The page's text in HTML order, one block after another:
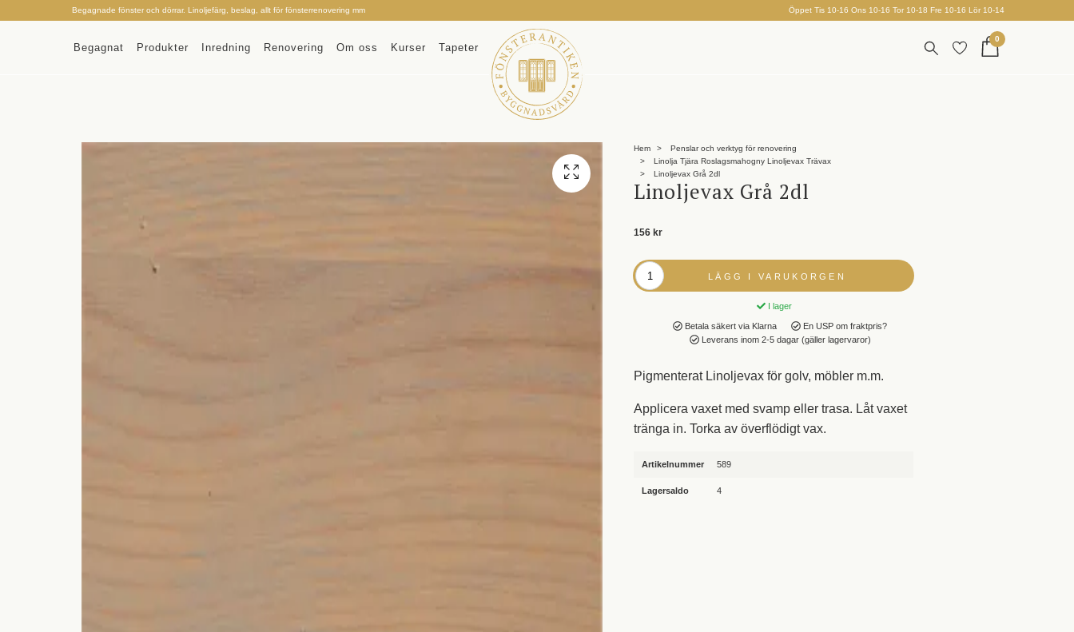
Begagnade fönster och dörrar. Linoljefärg, beslag, allt för fönsterrenovering mm Öppet Tis 10-16 Ons 10-16 Tor 10-18 Fre 10-16 Lör 10-14
Begagnat Produkter Inredning Renovering Om oss Kurser Tapeter
0
Hem
Penslar och verktyg för renovering
Linolja Tjära Roslagsmahogny Linoljevax Trävax
Linoljevax Grå 2dl
Linoljevax Grå 2dl
156 kr
LÄGG I VARUKORGEN
I lager
Betala säkert via Klarna
En USP om fraktpris?
Leverans inom 2-5 dagar (gäller lagervaror)
Pigmenterat Linoljevax för golv, möbler m.m.
Applicera vaxet med svamp eller trasa. Låt vaxet
tränga in. Torka av överflödigt vax.
Artikelnummer 589
Lagersaldo 4